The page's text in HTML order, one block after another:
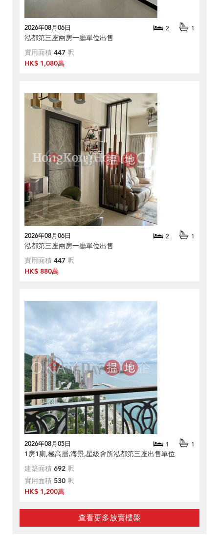
2026年08月06日 2 1
泓都第三座兩房一廳單位出售
實用面積 447 呎
HK$ 1,080萬
2026年08月06日 2 1
泓都第三座兩房一廳單位出售
實用面積 447 呎
HK$ 880萬
2026年08月05日 1 1
1房1廁,極高層,海景,星級會所泓都第三座出售單位
建築面積 692 呎
實用面積 530 呎
HK$ 1,200萬
查看更多放賣樓盤